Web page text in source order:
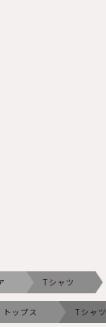
Tシャツ
トップス Tシャツ